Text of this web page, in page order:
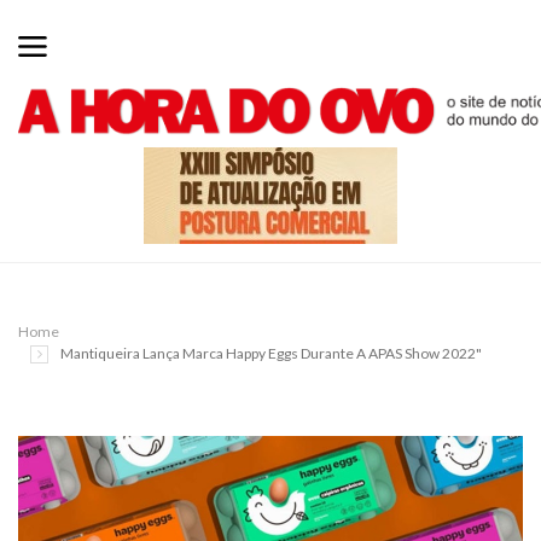
Home
Mantiqueira Lança Marca Happy Eggs Durante A APAS Show 2022"